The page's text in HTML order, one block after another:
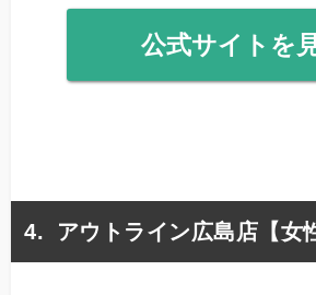
公式サイトを
アウトライン広島店【女